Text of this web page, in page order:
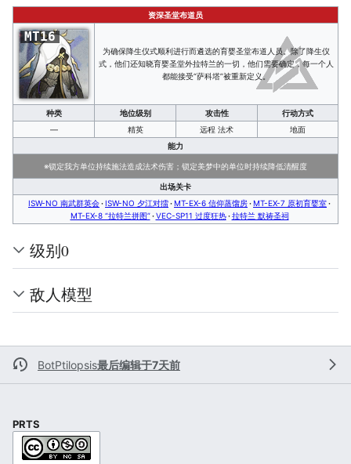
资深圣堂布道员
MT16
为确保降生仪式顺利进行而遴选的育婴圣堂布道人员。除了降生仪
式，他们还知晓育婴圣堂外拉特兰的一切，他们需要确定，每一个人
都能接受“萨科塔”被重新定义。
种类 地位级别 攻击性
行动方式
—
精英 远程 法术
地面
能力
※锁定我方单位持续施法造成法术伤害；锁定美梦中的单位时持续降低清醒度
出场关卡
ISW-NO 南武群英会
ISW-NO 夕江对擂 MT-EX-6 信仰蒸馏房
MT-EX-7 原初育婴室
MT-EX-8 “拉特兰拼图”
VEC-SP11 过度狂热 拉特兰 默祷圣祠
级别0
敌人模型
BotPtilopsis最后编辑于7天前
PRTS